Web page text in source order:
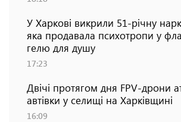
У Харкові викрили 51-річну
яка продавала психотропи у
гелю для душу
17:23
Двічі протягом дня FPV-дрони
автівки у селищі на Харківщині
16:09